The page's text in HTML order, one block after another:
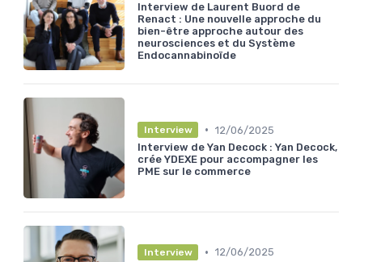
Interview de Laurent Buord de
Renact : Une nouvelle approche du
bien-être approche autour des
neurosciences et du Système
Endocannabinoïde
Interview • 12/06/2025
Interview de Yan Decock : Yan Decock,
crée YDEXE pour accompagner les
PME sur le commerce
Interview • 12/06/2025